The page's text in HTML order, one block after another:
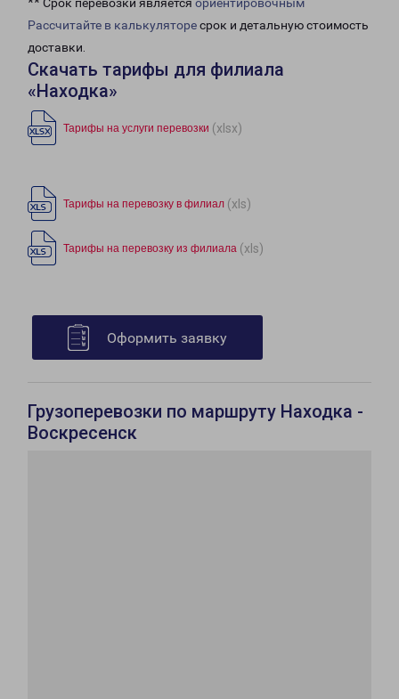
** Срок перевозки является ориентировочным
Рассчитайте в калькуляторесрок и детальную стоимость
доставки.
Скачать тарифы для филиала
«Находка»
Тарифы на услуги перевозки (xlsx)
Тарифы на перевозку в филиал (xls)
Тарифы на перевозку из филиала (xls)
Оформить заявку
Грузоперевозки по маршруту Находка -
Воскресенск